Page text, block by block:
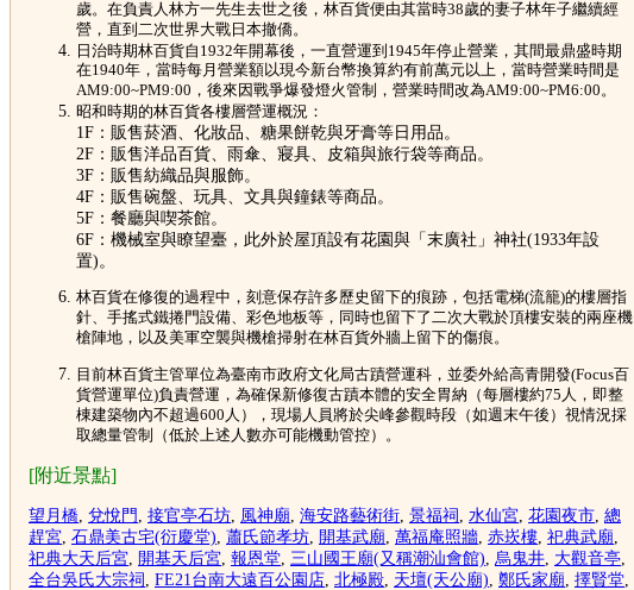
歲。在負責人林方一先生去世之後，林百貨便由其當時38歲的妻子林年子繼續經
營，直到二次世界大戰日本撤僑。
日治時期林百貨自1932年開幕後，一直營運到1945年停止營業，其間最鼎盛時期
在1940年，當時每月營業額以現今新台幣換算約有前萬元以上，當時營業時間是
AM9:00~PM9:00，後來因戰爭爆發燈火管制，營業時間改為AM9:00~PM6:00。
昭和時期的林百貨各樓層營運概況：
1F：販售菸酒、化妝品、糖果餅乾與牙膏等日用品。
2F：販售洋品百貨、雨傘、寢具、皮箱與旅行袋等商品。
3F：販售紡織品與服飾。
4F：販售碗盤、玩具、文具與鐘錶等商品。
5F：餐廳與喫茶館。
6F：機械室與瞭望臺，此外於屋頂設有花園與「末廣社」神社(1933年設
置)。
林百貨在修復的過程中，刻意保存許多歷史留下的痕跡，包括電梯(流籠)的樓層指
針、手搖式鐵捲門設備、彩色地板等，同時也留下了二次大戰於頂樓安裝的兩座機
槍陣地，以及美軍空襲與機槍掃射在林百貨外牆上留下的傷痕。
目前林百貨主管單位為臺南市政府文化局古蹟營運科，並委外給高青開發(Focus百
貨營運單位)負責營運，為確保新修復古蹟本體的安全胃納（每層樓約75人，即整
棟建築物內不超過600人），現場人員將於尖峰參觀時段（如週末午後）視情況採
取總量管制（低於上述人數亦可能機動管控）。
[附近景點]
望月橋 兌悅門 接官亭石坊 風神廟 海安路藝術街 景福祠 水仙宮 花園夜市 總
趕宮 石鼎美古宅(衍慶堂) 蕭氏節孝坊 開基武廟 萬福庵照牆 赤崁樓 祀典武廟
祀典大天后宮 開基天后宮 報恩堂 三山國王廟(又稱潮汕會館) 烏鬼井 大觀音亭
全台吳氏大宗祠 FE21台南大遠百公園店 北極殿 天壇(天公廟) 鄭氏家廟 擇賢堂